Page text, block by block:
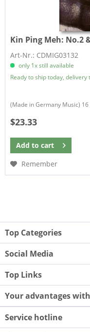
Kin Ping Meh: No.2
Art-Nr.: CDMIG03132
only 1x still available
Ready to ship today,
(Made in Germany Music) 16
$23.33
Add to cart
Remember
Top Categories
Social Media
Top Links
Your advantages
Service hotline